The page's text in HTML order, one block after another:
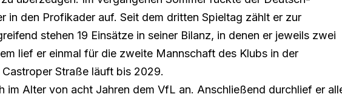
in den Profikader auf. Seit dem dritten Spieltag zählt er zur
stehen 19 Einsätze in seiner Bilanz, in denen er jeweils zwei
lief er einmal für die zweite Mannschaft des Klubs in der
Straße läuft bis 2029.
im Alter von acht Jahren dem VfL an. Anschließend durchlief er